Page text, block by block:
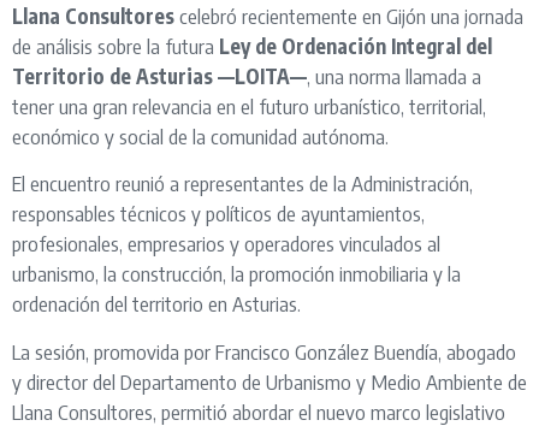
Llana Consultorescelebró recientemente en Gijón una jornada
de análisis sobre la futura Ley de Ordenación Integral del
Territorio de Asturias —LOITA—, una norma llamada a
tener una gran relevancia en el futuro urbanístico, territorial,
económico y social de la comunidad autónoma.
El encuentro reunió a representantes de la Administración,
responsables técnicos y políticos de ayuntamientos,
profesionales, empresarios y operadores vinculados al
urbanismo, la construcción, la promoción inmobiliaria y la
ordenación del territorio en Asturias.
La sesión, promovida por Francisco González Buendía, abogado
y director del Departamento de Urbanismo y Medio Ambiente de
Llana Consultores, permitió abordar el nuevo marco legislativo